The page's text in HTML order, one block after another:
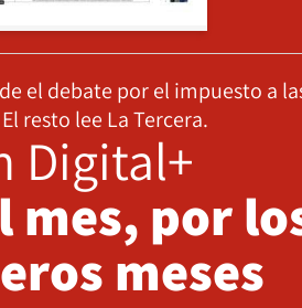
el debate por el impuesto a
resto lee La Tercera.
Digital+
mes, por
meses